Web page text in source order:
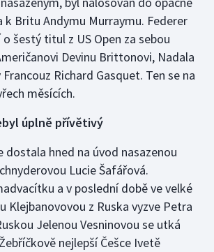
k Britu Andymu Murraymu. Federer
o šestý titul z US Open za sebou
Devinu Brittonovi, Nadala
Richard Gasquet. Ten se na
měsících.
úplně přívětivý
dostala hned na úvod nasazenou
Lucie Šafářová.
a v poslední době ve velké
Klejbanovovou z Ruska vyzve Petra
Jelenou Vesninovou se utká
nejlepší Češce Ivetě